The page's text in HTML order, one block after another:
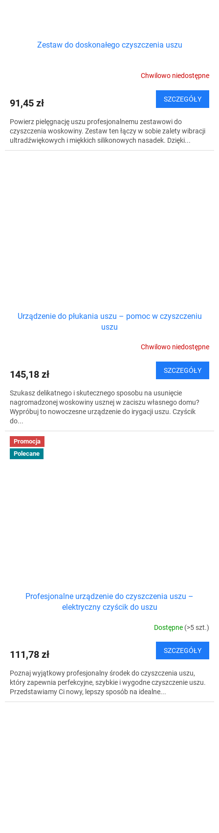
Zestaw do doskonałego czyszczenia uszu
Chwilowo niedostępne
91,45 zł SZCZEGÓŁY
Powierz pielęgnację uszu profesjonalnemu zestawowi do
czyszczenia woskowiny. Zestaw ten łączy w sobie zalety wibracji
ultradźwiękowych i miękkich silikonowych nasadek. Dzięki...
Urządzenie do płukania uszu – pomoc w czyszczeniu
uszu
Chwilowo niedostępne
145,18 zł SZCZEGÓŁY
Szukasz delikatnego i skutecznego sposobu na usunięcie
nagromadzonej woskowiny usznej w zaciszu własnego domu?
Wypróbuj to nowoczesne urządzenie do irygacji uszu. Czyścik
do...
Promocja
Polecane
Profesjonalne urządzenie do czyszczenia uszu –
elektryczny czyścik do uszu
Dostępne (>5 szt.)
111,78 zł SZCZEGÓŁY
Poznaj wyjątkowy profesjonalny środek do czyszczenia uszu,
który zapewnia perfekcyjne, szybkie i wygodne czyszczenie uszu.
Przedstawiamy Ci nowy, lepszy sposób na idealne...